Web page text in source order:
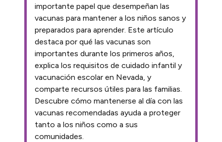
importante papel que desempeñan las
vacunas para mantener a los niños sanos y
preparados para aprender. Este artículo
destaca por qué las vacunas son
importantes durante los primeros años,
explica los requisitos de cuidado infantil y
vacunación escolar en Nevada, y
comparte recursos útiles para las familias.
Descubre cómo mantenerse al día con las
vacunas recomendadas ayuda a proteger
tanto a los niños como a sus
comunidades.